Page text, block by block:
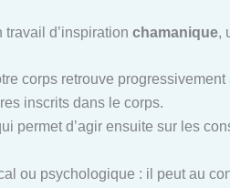
d’inspiration chamanique,
corps retrouve progressivement
inscrits dans le corps.
permet d’agir ensuite sur les
ou psychologique : il peut au